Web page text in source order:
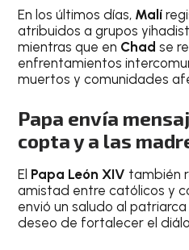
En los últimos días, Malí
atribuidos a grupos
mientras que en Chad se
enfrentamientos
muertos y comunidades
Papa envía
copta y a las
El Papa León XIV también
amistad entre católicos y
envió un saludo al patriarca
deseo de fortalecer el